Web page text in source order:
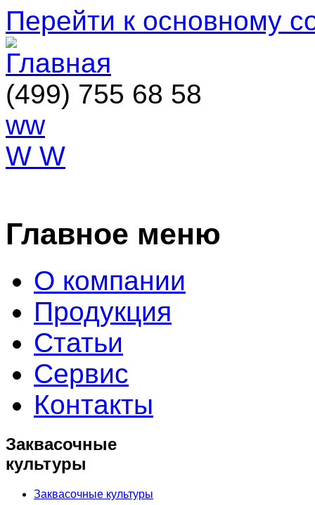
Перейти к основному
(499) 755 68 58
ww
W W
Главное меню
О компании
Продукция
Статьи
Сервис
Контакты
Заквасочные
культуры
Заквасочные культуры